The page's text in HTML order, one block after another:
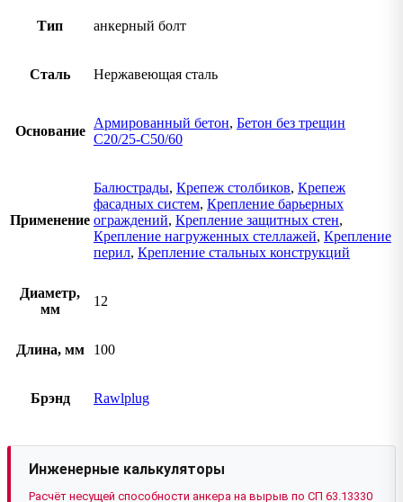
Тип анкерный болт
Сталь Нержавеющая сталь
Основание
Армированный бетон, Бетон без трещин
C20/25-C50/60
Применение
Балюстрады, Крепеж столбиков, Крепеж
фасадных систем, Крепление барьерных
ограждений, Крепление защитных стен,
Крепление нагруженных стеллажей, Крепление
перил, Крепление стальных конструкций
Диаметр,
мм
12
Длина, мм 100
Брэнд Rawlplug
Инженерные калькуляторы
Расчёт несущей способности анкера на вырыв по СП 63.13330